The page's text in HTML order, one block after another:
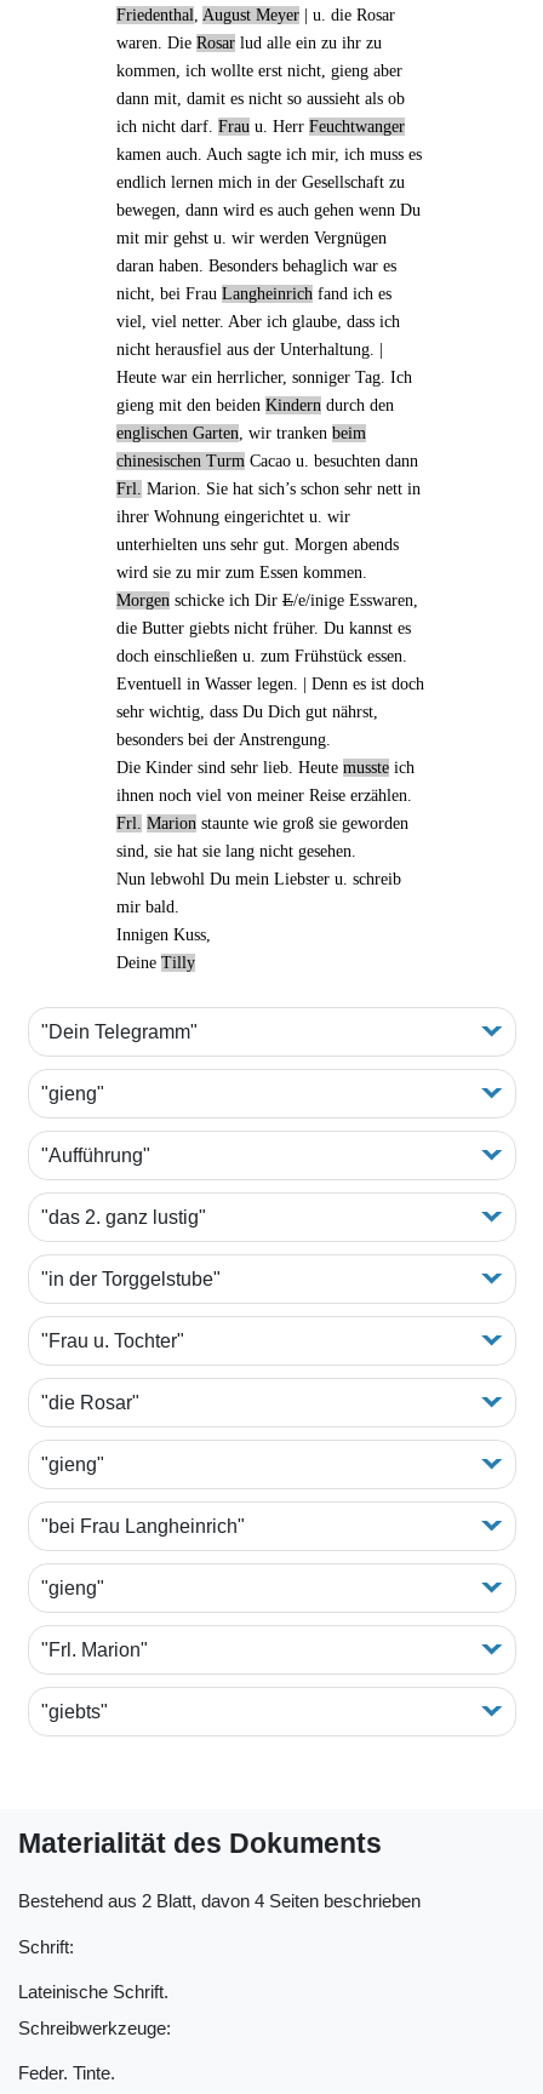
Friedenthal
August Meyer | u.die Rosar
waren. DieRosar lud alle ein zu ihr zu
kommen, ich wollte erst nicht,gieng aber
dann mit, damit es nicht so aussieht als ob
ich nicht darf.Frau u. HerrFeuchtwanger
kamen auch. Auch sagte ich mir, ich muss es
endlich lernen mich in der Gesellschaft zu
bewegen, dann wird es auch gehen wenn Du
mit mir gehst u. wir werden Vergnügen
daran haben. Besonders behaglich war es
nicht,bei FrauLangheinrich fand ich es
viel, viel netter. Aber ich glaube, dass ich
nicht herausfiel aus der Unterhaltung. |
Heute war ein herrlicher, sonniger Tag. Ich
gieng mit den beidenKindern durch den
englischen Garten , wir trankenbeim
chinesischen Turm Cacao u. besuchten dann
Frl.
Marion . Sie hat sich’s schon sehr nett in
ihrer Wohnung eingerichtet u. wir
unterhielten uns sehr gut. Morgen abends
wird sie zu mir zum Essen kommen.
Morgen schicke ich DirE/e/inige Esswaren,
die Buttergiebts nicht früher. Du kannst es
doch einschließen u. zum Frühstück essen.
Eventuell in Wasser legen. | Denn es ist doch
sehr wichtig, dass Du Dich gut nährst,
besonders bei der Anstrengung.
Die Kinder sind sehr lieb. Heutemusste ich
ihnen noch viel von meiner Reise erzählen.
Frl.
Marion staunte wie groß sie geworden
sind, sie hat sie lang nicht gesehen.
Nun lebwohl Du mein Liebster u. schreib
mir bald.
Innigen Kuss,
DeineTilly
"Dein Telegramm"
"gieng"
"Aufführung"
"das 2. ganz lustig"
"in der Torggelstube"
"Frau u. Tochter"
"die Rosar"
"gieng"
"bei Frau Langheinrich"
"gieng"
"Frl. Marion"
"giebts"
Materialität des Dokuments
Bestehend aus 2 Blatt, davon 4 Seiten beschrieben
Schrift:
Lateinische Schrift.
Schreibwerkzeuge:
Feder. Tinte.